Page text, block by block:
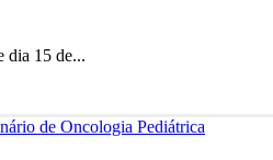
dia 15 de...